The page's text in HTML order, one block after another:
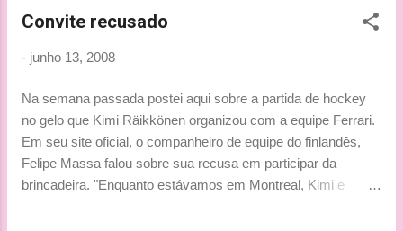
3. T. Glock- ToyotaTF108 1:21.573 +0.56097
BMW SauberF1.08 1:21.761 +0.748114 7.R.
Barrichello- HondaRA108 1:21.950
+0.937122 8. N. Piquet Jr.- RenaultR28
1:22.037 +1.024129 9. S. Bourdais - Toro
RossoSTR3 1:22.395 +1.382101 Fonte dos
Convite recusado
- junho 13, 2008
Na semana passada postei aqui sobre a partida de hockey
no gelo que Kimi Räikkönen organizou com a equipe Ferrari.
Em seu site oficial, o companheiro de equipe do finlandês,
Felipe Massa falou sobre sua recusa em participar da
brincadeira. "Enquanto estávamos em Montreal, Kimi e